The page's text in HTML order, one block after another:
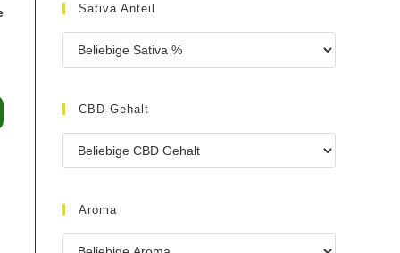
Dieses
weist
Produktseite
Sativa Anteil
CBD Gehalt
Aroma